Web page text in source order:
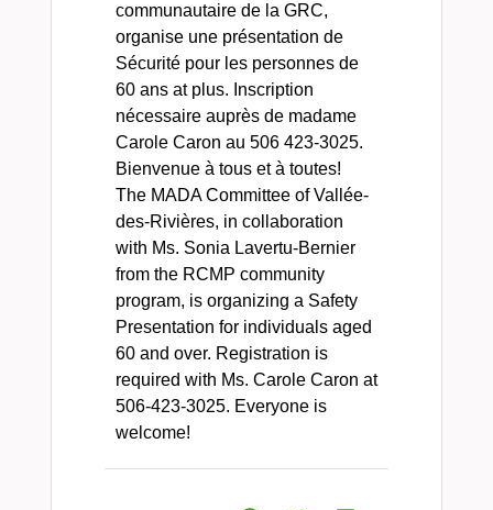
communautaire de la GRC,
organise une présentation de
Sécurité pour les personnes de
60 ans at plus. Inscription
nécessaire auprès de madame
Carole Caron au 506 423-3025.
Bienvenue à tous et à toutes!
The MADA Committee of Vallée-
des-Rivières, in collaboration
with Ms. Sonia Lavertu-Bernier
from the RCMP community
program, is organizing a Safety
Presentation for individuals aged
60 and over. Registration is
required with Ms. Carole Caron at
506-423-3025. Everyone is
welcome!